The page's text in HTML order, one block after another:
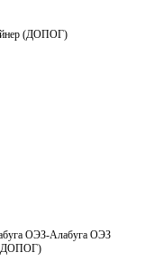
(ДОПОГ)
ОЭЗ-Алабуга ОЭЗ
(ДОПОГ)